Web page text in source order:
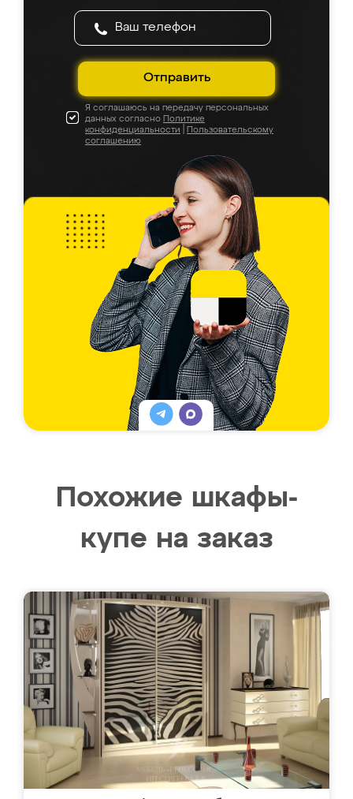
Отправить
Я соглашаюсь на передачу персональных
данных согласно Политике
конфиденциальности
Пользовательскому
соглашению
Похожие шкафы-
купе на заказ